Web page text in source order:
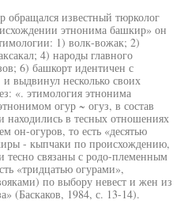
известный тюрколог
этнонима башкир» он
1) волк-вожак; 2)
4) народы главного
6) башкорт идентичен с
выдвинул несколько своих
«. этимология этнонима
огур ~ огуз, в состав
находились в тесных отношениях
он-огуров, то есть «десятью
- кыпчаки по происхождению,
тесно связаны с родо-племенным
«тридцатью огурами»,
по выбору невест и жен из
(Баскаков, 1984, с. 13-14).